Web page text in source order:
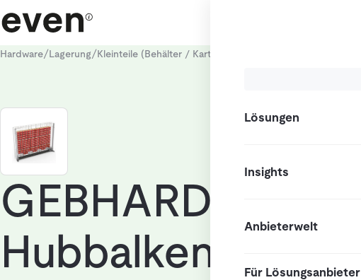
Lösungen
Insights
Anbieterwelt
Für Lösungsanbieter
Hardware/Lagerung/Kleinteile (Behälter / Kartons)
GEBHARDT
Hubbalkenlager